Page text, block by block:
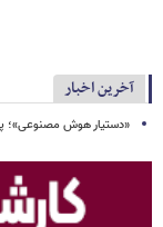
آخرین اخبار
«دستیار هوش مصنوعی»؛